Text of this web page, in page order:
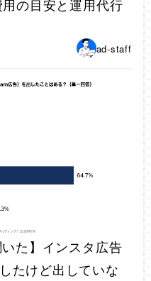
の目安と運用代行
ad-staff
た】インスタ広告
たけど出していな